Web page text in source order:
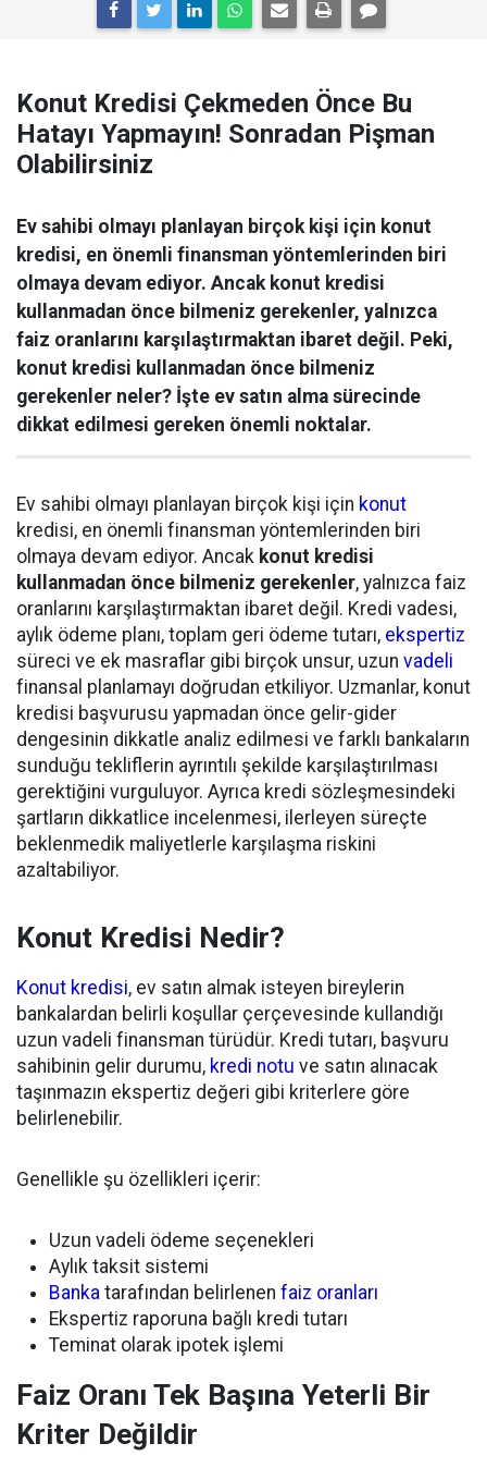
Konut Kredisi Çekmeden Önce Bu
Hatayı Yapmayın! Sonradan Pişman
Olabilirsiniz
Ev sahibi olmayı planlayan birçok kişi için konut
kredisi, en önemli finansman yöntemlerinden biri
olmaya devam ediyor. Ancak konut kredisi
kullanmadan önce bilmeniz gerekenler, yalnızca
faiz oranlarını karşılaştırmaktan ibaret değil. Peki,
konut kredisi kullanmadan önce bilmeniz
gerekenler neler? İşte ev satın alma sürecinde
dikkat edilmesi gereken önemli noktalar.
Ev sahibi olmayı planlayan birçok kişi için konut
kredisi, en önemli finansman yöntemlerinden biri
olmaya devam ediyor. Ancak konut kredisi
kullanmadan önce bilmeniz gerekenler, yalnızca faiz
oranlarını karşılaştırmaktan ibaret değil. Kredi vadesi,
aylık ödeme planı, toplam geri ödeme tutarı, ekspertiz
süreci ve ek masraflar gibi birçok unsur, uzun vadeli
finansal planlamayı doğrudan etkiliyor. Uzmanlar, konut
kredisi başvurusu yapmadan önce gelir-gider
dengesinin dikkatle analiz edilmesi ve farklı bankaların
sunduğu tekliflerin ayrıntılı şekilde karşılaştırılması
gerektiğini vurguluyor. Ayrıca kredi sözleşmesindeki
şartların dikkatlice incelenmesi, ilerleyen süreçte
beklenmedik maliyetlerle karşılaşma riskini
azaltabiliyor.
Konut Kredisi Nedir?
Konut kredisi, ev satın almak isteyen bireylerin
bankalardan belirli koşullar çerçevesinde kullandığı
uzun vadeli finansman türüdür. Kredi tutarı, başvuru
sahibinin gelir durumu, kredi notu ve satın alınacak
taşınmazın ekspertiz değeri gibi kriterlere göre
belirlenebilir.
Genellikle şu özellikleri içerir:
Uzun vadeli ödeme seçenekleri
Aylık taksit sistemi
Banka tarafından belirlenen faiz oranları
Ekspertiz raporuna bağlı kredi tutarı
Teminat olarak ipotek işlemi
Faiz Oranı Tek Başına Yeterli Bir
Kriter Değildir